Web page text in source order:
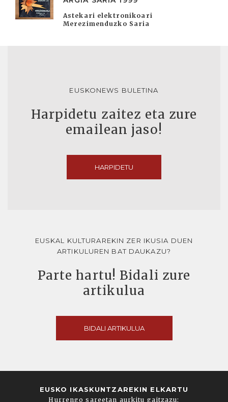
Astekari elektronikoari
Merezimenduzko Saria
EUSKONEWS BULETINA
Harpidetu zaitez eta zure
emailean jaso!
HARPIDETU
EUSKAL KULTURAREKIN ZER IKUSIA DUEN
ARTIKULUREN BAT DAUKAZU?
Parte hartu! Bidali zure
artikulua
BIDALI ARTIKULUA
EUSKO IKASKUNTZAREKIN ELKARTU
Hurrengo sareetan aurkitu gaitzazu: